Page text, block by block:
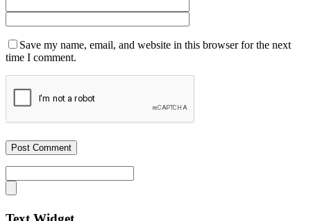
Save my name, email, and website in this browser for the next
time I comment.